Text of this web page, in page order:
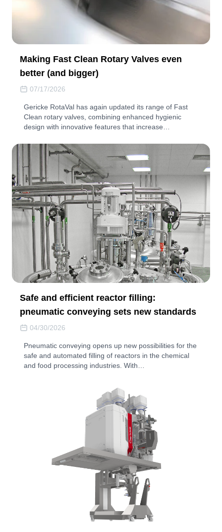
Making Fast Clean Rotary Valves even
better (and bigger)
07/17/2026
Gericke RotaVal has again updated its range of Fast
Clean rotary valves, combining enhanced hygienic
design with innovative features that increase…
Safe and efficient reactor filling:
pneumatic conveying sets new standards
04/30/2026
Pneumatic conveying opens up new possibilities for the
safe and automated filling of reactors in the chemical
and food processing industries. With…